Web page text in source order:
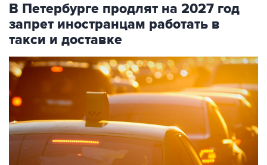
В Петербурге продлят на 2027 год
запрет иностранцам работать в
такси и доставке